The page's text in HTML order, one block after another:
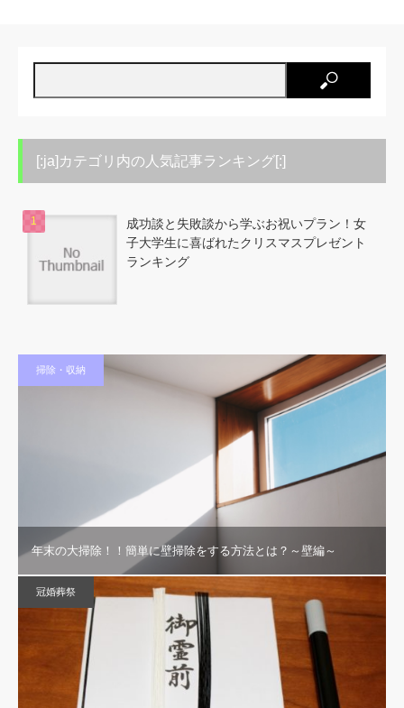
[:ja]カテゴリ内の人気記事ランキング[:]
成功談と失敗談から学ぶお祝いプラン！女
子大学生に喜ばれたクリスマスプレゼント
ランキング
掃除・収納
年末の大掃除！！簡単に壁掃除をする方法とは？～壁編～
冠婚葬祭